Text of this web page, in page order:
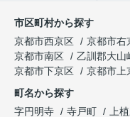
市区町村から探す
京都市西京区
京都市右
京都市南区
乙訓郡大山
京都市下京区
京都市上
町名から探す
字円明寺
寺戸町 上